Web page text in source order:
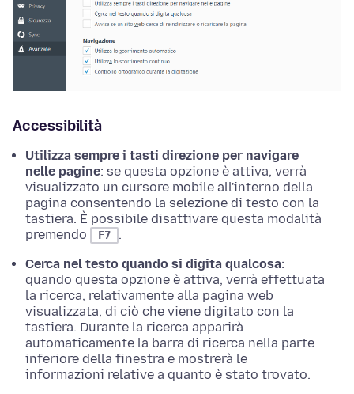
Accessibilità
Utilizza sempre i tasti direzione per navigare
nelle pagine: se questa opzione è attiva, verrà
visualizzato un cursore mobile all'interno della
pagina consentendo la selezione di testo con la
tastiera. È possibile disattivare questa modalità
premendo
F7
.
Cerca nel testo quando si digita qualcosa:
quando questa opzione è attiva, verrà effettuata
la ricerca, relativamente alla pagina web
visualizzata, di ciò che viene digitato con la
tastiera. Durante la ricerca apparirà
automaticamente la barra di ricerca nella parte
inferiore della finestra e mostrerà le
informazioni relative a quanto è stato trovato.